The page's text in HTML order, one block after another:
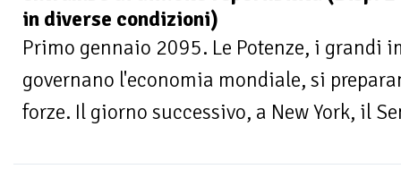
in diverse condizioni)
Primo gennaio 2095. Le Potenze, i grandi
governano l'economia mondiale, si
forze. Il giorno successivo, a New York, il